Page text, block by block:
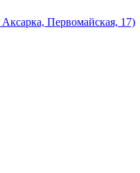
Первомайская, 17)